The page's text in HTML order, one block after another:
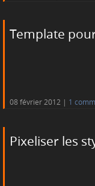
Template
08 février 2012 1
Pixeliser les